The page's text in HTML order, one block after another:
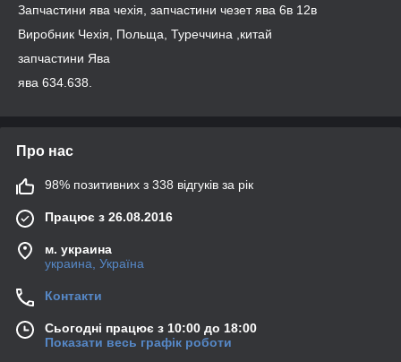
Запчастини ява чехія, запчастини чезет ява 6в 12в
Виробник Чехія, Польща, Туреччина ,китай
запчастини Ява
ява 634.638.
Про нас
98% позитивних з 338 відгуків за рік
Працює з 26.08.2016
м. украина
украина, Україна
Контакти
Сьогодні працює з 10:00 до 18:00
Показати весь графік роботи